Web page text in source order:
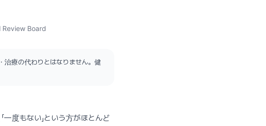
Board
療の代わりとはなりません。健
度もない」という方がほとんど